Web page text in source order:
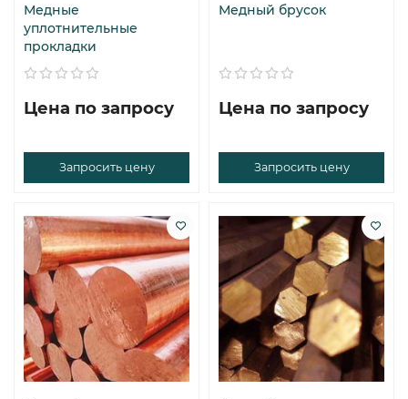
Медные
уплотнительные
прокладки
Цена по запросу
Запросить цену
Медный брусок
Цена по запросу
Запросить цену